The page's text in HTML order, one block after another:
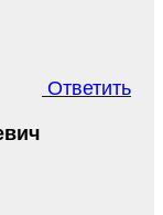
Ответить